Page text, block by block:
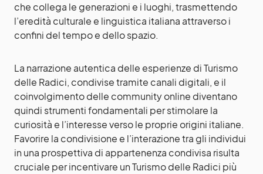
che collega le generazioni e i luoghi, trasmettendo
l’eredità culturale e linguistica italiana attraverso i
confini del tempo e dello spazio.
La narrazione autentica delle esperienze di Turismo
delle Radici, condivise tramite canali digitali, e il
coinvolgimento delle community online diventano
quindi strumenti fondamentali per stimolare la
curiosità e l’interesse verso le proprie origini italiane.
Favorire la condivisione e l’interazione tra gli individui
in una prospettiva di appartenenza condivisa risulta
cruciale per incentivare un Turismo delle Radici più